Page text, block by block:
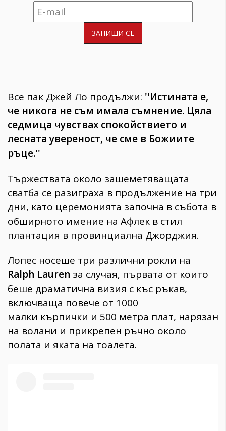
Все пак Джей Ло продължи: ''Истината е,
че никога не съм имала съмнение. Цяла
седмица чувствах спокойствието и
лесната увереност, че сме в Божиите
ръце.''
Тържествата около зашеметяващата
сватба се разиграха в продължение на три
дни, като церемонията започна в събота в
обширното имение на Афлек в стил
плантация в провинциална Джорджия.
Лопес носеше три различни рокли на
Ralph Lauren за случая, първата от които
беше драматична визия с къс ръкав,
включваща повече от 1000
малки кърпички и 500 метра плат, нарязан
на волани и прикрепен ръчно около
полата и яката на тоалета.